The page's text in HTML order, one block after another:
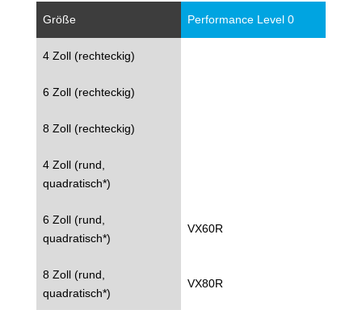
Größe Performance Level 0
4 Zoll (rechteckig)
6 Zoll (rechteckig)
8 Zoll (rechteckig)
4 Zoll (rund,
quadratisch*)
6 Zoll (rund,
quadratisch*)
VX60R
8 Zoll (rund,
quadratisch*)
VX80R